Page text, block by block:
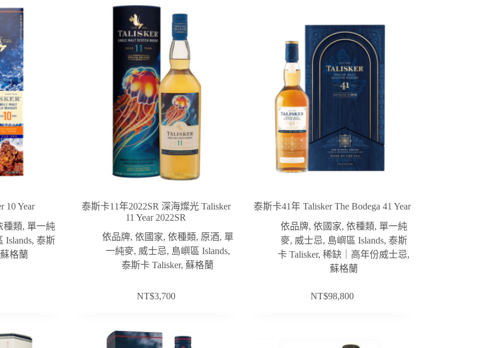
10 Year
種類, 單一純
Islands, 泰斯
蘇格蘭
泰斯卡11年2022SR 深海燦光 Talisker
11 Year 2022SR
依品牌, 依國家, 依種類, 原酒, 單
一純麥, 威士忌, 島嶼區 Islands,
泰斯卡 Talisker,蘇格蘭
NT$3,700
泰斯卡41年 Talisker The Bodega 41 Year
依品牌, 依國家, 依種類, 單一純
麥, 威士忌, 島嶼區 Islands, 泰斯
卡 Talisker,稀缺｜高年份威士忌,
蘇格蘭
NT$98,800